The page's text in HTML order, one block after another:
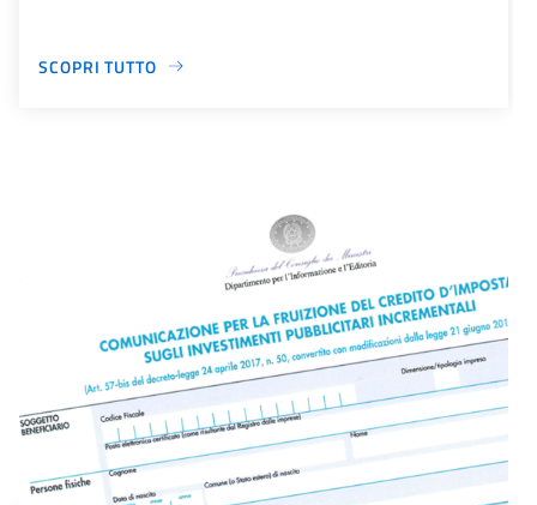
SCOPRI TUTTO